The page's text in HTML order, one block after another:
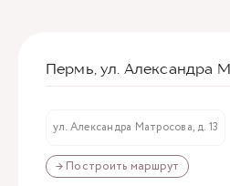
Пермь, ул. Александра
ул. Александра Матросова, д. 13
→ Построить маршрут